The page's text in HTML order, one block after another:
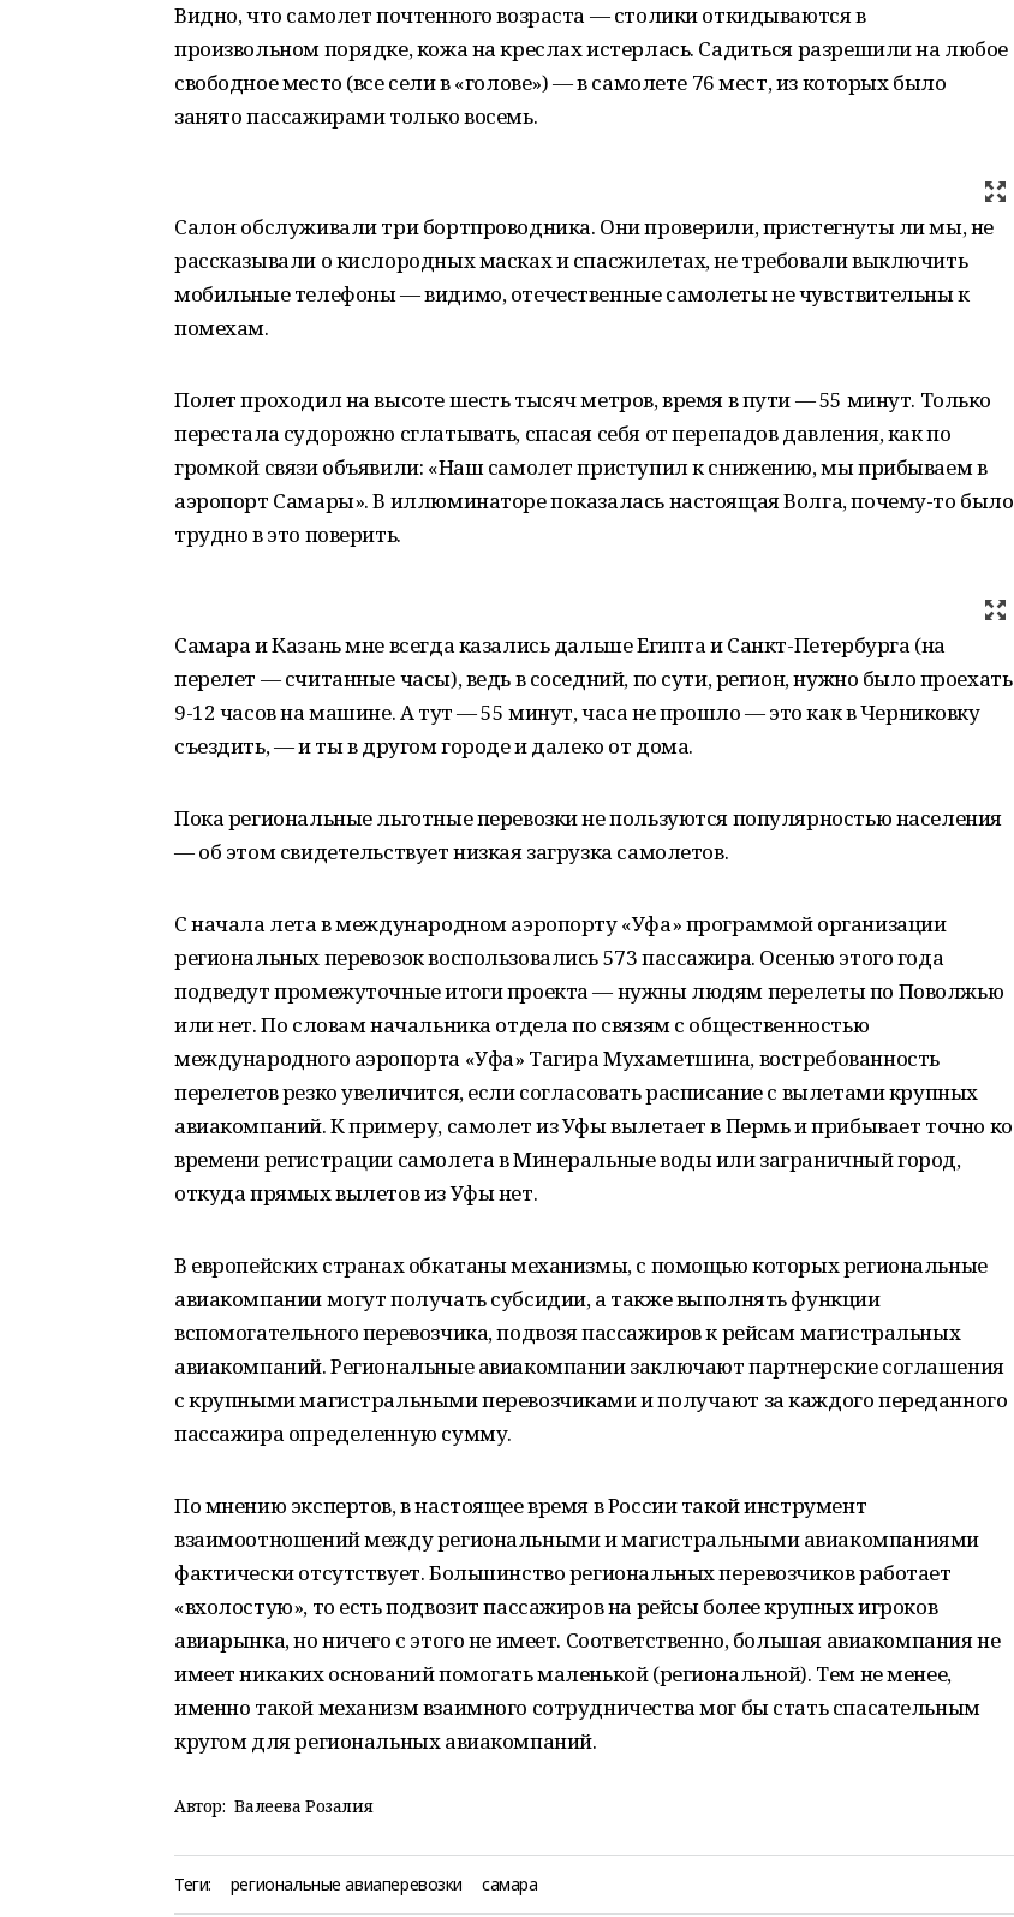
Видно, что самолет почтенного возраста — столики откидываются в
произвольном порядке, кожа на креслах истерлась. Садиться разрешили на любое
свободное место (все сели в «голове») — в самолете 76 мест, из которых было
занято пассажирами только восемь.
Салон обслуживали три бортпроводника. Они проверили, пристегнуты ли мы, не
рассказывали о кислородных масках и спасжилетах, не требовали выключить
мобильные телефоны — видимо, отечественные самолеты не чувствительны к
помехам.
Полет проходил на высоте шесть тысяч метров, время в пути — 55 минут. Только
перестала судорожно сглатывать, спасая себя от перепадов давления, как по
громкой связи объявили: «Наш самолет приступил к снижению, мы прибываем в
аэропорт Самары». В иллюминаторе показалась настоящая Волга, почему-то было
трудно в это поверить.
Самара и Казань мне всегда казались дальше Египта и Санкт-Петербурга (на
перелет — считанные часы), ведь в соседний, по сути, регион, нужно было проехать
9-12 часов на машине. А тут — 55 минут, часа не прошло — это как в Черниковку
съездить, — и ты в другом городе и далеко от дома.
Пока региональные льготные перевозки не пользуются популярностью населения
— об этом свидетельствует низкая загрузка самолетов.
С начала лета в международном аэропорту «Уфа» программой организации
региональных перевозок воспользовались 573 пассажира. Осенью этого года
подведут промежуточные итоги проекта — нужны людям перелеты по Поволжью
или нет. По словам начальника отдела по связям с общественностью
международного аэропорта «Уфа» Тагира Мухаметшина, востребованность
перелетов резко увеличится, если согласовать расписание с вылетами крупных
авиакомпаний. К примеру, самолет из Уфы вылетает в Пермь и прибывает точно ко
времени регистрации самолета в Минеральные воды или заграничный город,
откуда прямых вылетов из Уфы нет.
В европейских странах обкатаны механизмы, с помощью которых региональные
авиакомпании могут получать субсидии, а также выполнять функции
вспомогательного перевозчика, подвозя пассажиров к рейсам магистральных
авиакомпаний. Региональные авиакомпании заключают партнерские соглашения
с крупными магистральными перевозчиками и получают за каждого переданного
пассажира определенную сумму.
По мнению экспертов, в настоящее время в России такой инструмент
взаимоотношений между региональными и магистральными авиакомпаниями
фактически отсутствует. Большинство региональных перевозчиков работает
«вхолостую», то есть подвозит пассажиров на рейсы более крупных игроков
авиарынка, но ничего с этого не имеет. Соответственно, большая авиакомпания не
имеет никаких оснований помогать маленькой (региональной). Тем не менее,
именно такой механизм взаимного сотрудничества мог бы стать спасательным
кругом для региональных авиакомпаний.
Автор: Валеева Розалия
Теги: региональные авиаперевозки самара